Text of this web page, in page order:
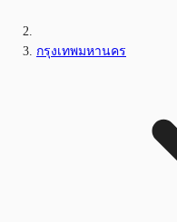
กรุงเทพมหานคร